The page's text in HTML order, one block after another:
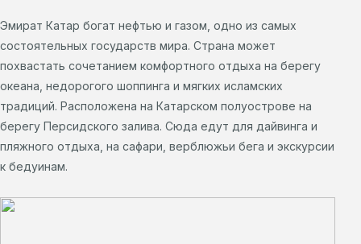
Эмират Катар богат нефтью и газом, одно из самых
состоятельных государств мира. Страна может
похвастать сочетанием комфортного отдыха на берегу
океана, недорогого шоппинга и мягких исламских
традиций. Расположена на Катарском полуострове на
берегу Персидского залива. Сюда едут для дайвинга и
пляжного отдыха, на сафари, верблюжьи бега и экскурсии
к бедуинам.